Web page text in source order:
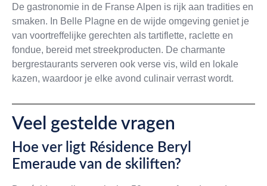
De gastronomie in de Franse Alpen is rijk aan tradities en
smaken. In Belle Plagne en de wijde omgeving geniet je
van voortreffelijke gerechten als tartiflette, raclette en
fondue, bereid met streekproducten. De charmante
bergrestaurants serveren ook verse vis, wild en lokale
kazen, waardoor je elke avond culinair verrast wordt.
Veel gestelde vragen
Hoe ver ligt Résidence Beryl
Emeraude van de skiliften?